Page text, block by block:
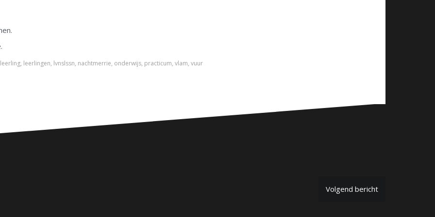
leerling, leerlingen, lvnslssn, nachtmerrie, onderwijs, practicum, vlam, vuur
Volgend bericht